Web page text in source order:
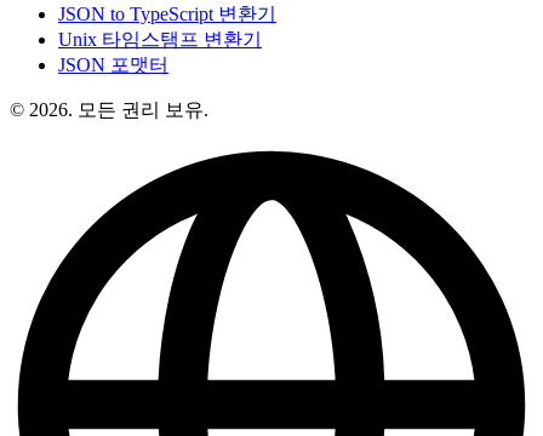
JSON to TypeScript 변환기
Unix 타임스탬프 변환기
JSON 포맷터
© 2026. 모든 권리 보유.